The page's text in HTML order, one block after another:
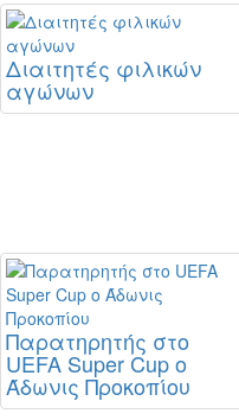
Διαιτητές φιλικών
αγώνων
Παρατηρητής στο
UEFA Super Cup ο
Άδωνις Προκοπίου